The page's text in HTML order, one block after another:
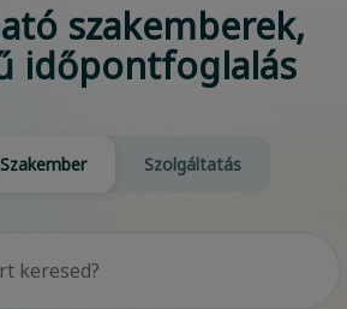
szakemberek,
időpontfoglalás
Szolgáltatás